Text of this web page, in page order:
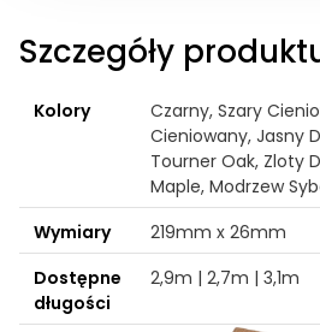
Szczegóły
Kolory
Czarny, Szary
Cieniowany, Jasny
Tourner Oak, Zloty
Maple, Modrzew
Wymiary
219mm x 26mm
Dostępne
długości
2,9m | 2,7m | 3,1m